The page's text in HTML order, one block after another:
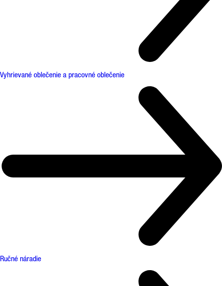
Vyhrievané oblečenie a pracovné oblečenie
Ručné náradie